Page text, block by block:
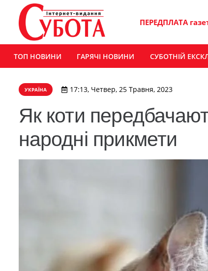
ПЕРЕДПЛАТА
ТОП НОВИНИ ГАРЯЧІ НОВИНИ СУБОТНІЙ
УКРАЇНА 17:13, Четвер, 25 Травня, 2023
Як коти
народні прикмети